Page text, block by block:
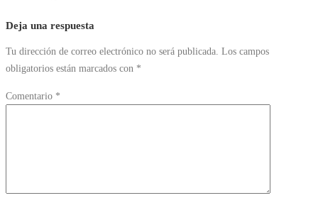
Deja una respuesta
Tu dirección de correo electrónico no será publicada. Los campos
obligatorios están marcados con *
Comentario *